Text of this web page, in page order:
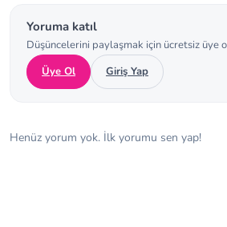
Yoruma katıl
Düşüncelerini paylaşmak için ücretsiz üye
Üye Ol
Giriş Yap
Henüz yorum yok. İlk yorumu sen yap!